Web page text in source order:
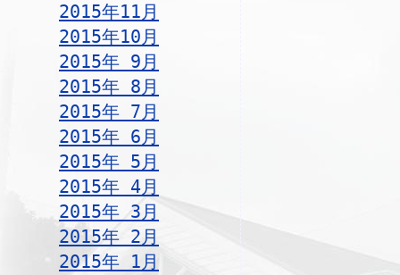
2015年11月
2015年10月
2015年 9月
2015年 8月
2015年 7月
2015年 6月
2015年 5月
2015年 4月
2015年 3月
2015年 2月
2015年 1月